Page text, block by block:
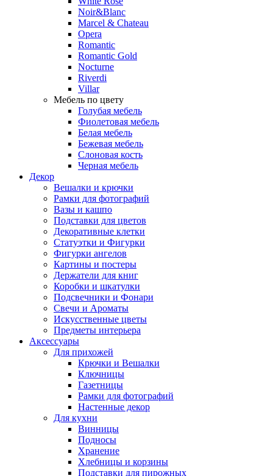
Noir&Blanc
Marcel & Chateau
Opera
Romantic
Romantic Gold
Nocturne
Riverdi
Villar
Мебель по цвету
Голубая мебель
Фиолетовая мебель
Белая мебель
Бежевая мебель
Слоновая кость
Черная мебель
Декор
Вешалки и крючки
Рамки для фотографий
Вазы и кашпо
Подставки для цветов
Декоративные клетки
Статуэтки и Фигурки
Фигурки ангелов
Картины и постеры
Держатели для книг
Коробки и шкатулки
Подсвечники и Фонари
Свечи и Ароматы
Искусственные цветы
Предметы интерьера
Аксессуары
Для прихожей
Крючки и Вешалки
Ключницы
Газетницы
Рамки для фотографий
Настенные декор
Для кухни
Винницы
Подносы
Хранение
Хлебницы и корзины
Подставки для пирожных